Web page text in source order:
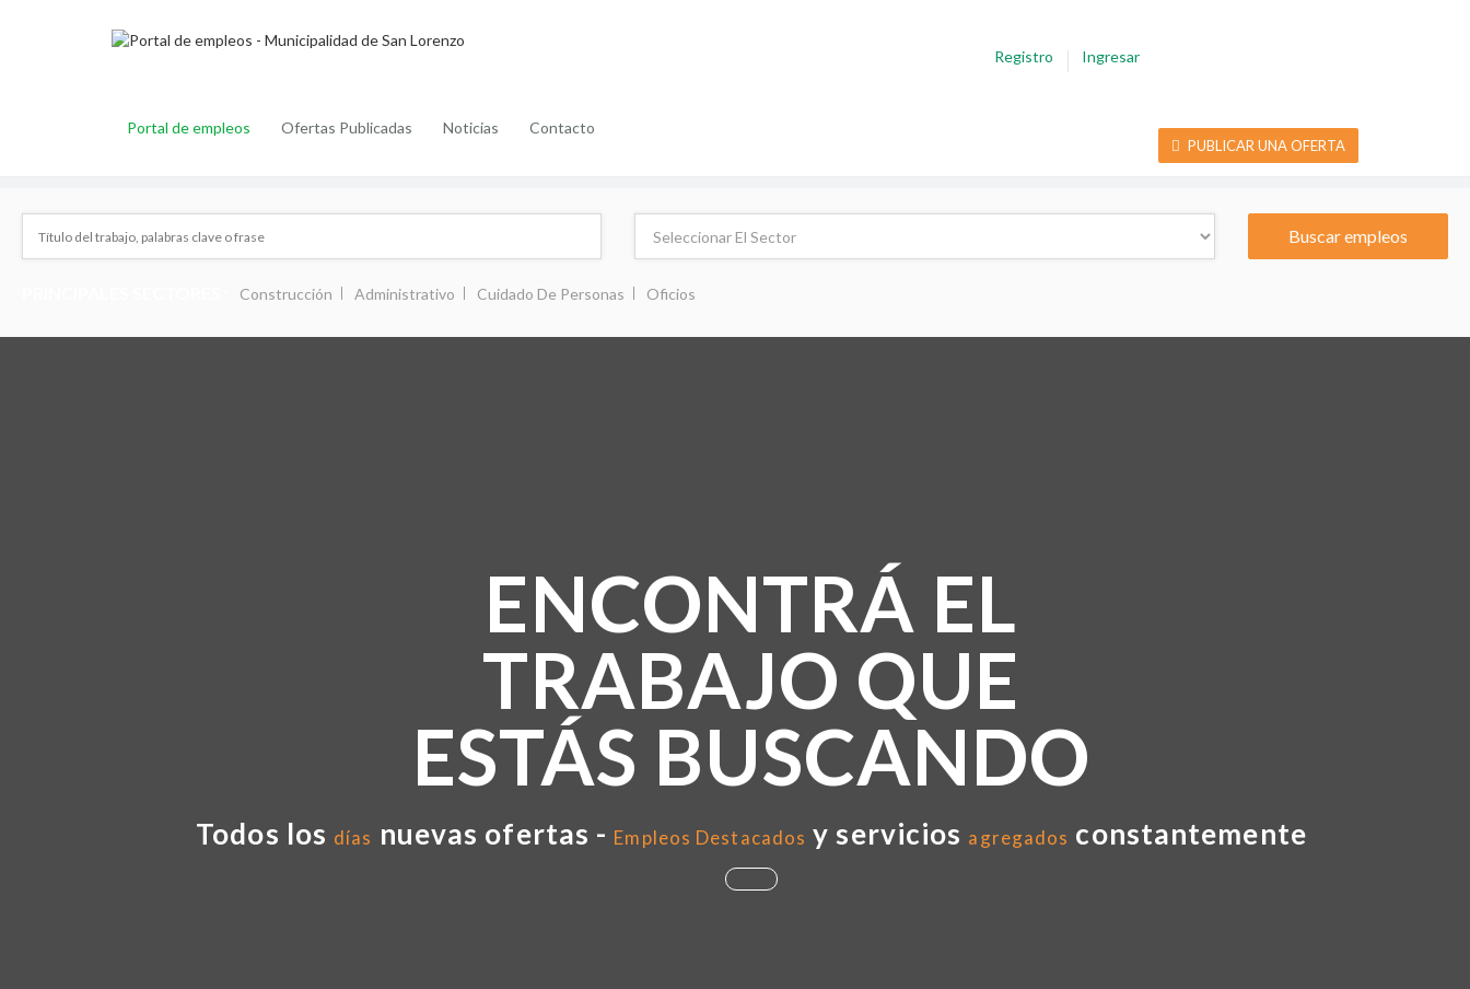
Portal de empleos Ofertas Publicadas Noticias Contacto
Registro Ingresar
PUBLICAR UNA OFERTA
Construcción Administrativo Cuidado De Personas Oficios
ENCONTRÁ EL
TRABAJO QUE
ESTÁS BUSCANDO
Todos los días nuevas ofertas - Empleos Destacados y servicios agregados constantemente